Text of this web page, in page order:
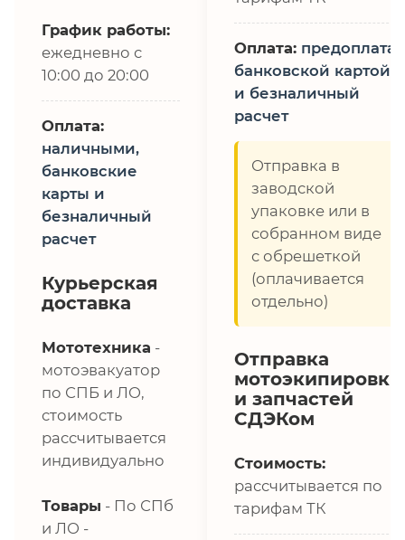
График работы:
ежедневно с
10:00 до 20:00
Оплата:
наличными,
банковские
карты и
безналичный
расчет
Курьерская
доставка
Мототехника -
мотоэвакуатор
по СПБ и ЛО,
стоимость
рассчитывается
индивидуально
Товары - По СПб
и ЛО -
Оплата: предоплата,
банковской картой
и безналичный
расчет
Отправка в
заводской
упаковке или в
собранном виде
с обрешеткой
(оплачивается
отдельно)
Отправка
мотоэкипировки
и запчастей
СДЭКом
Стоимость:
рассчитывается по
тарифам ТК